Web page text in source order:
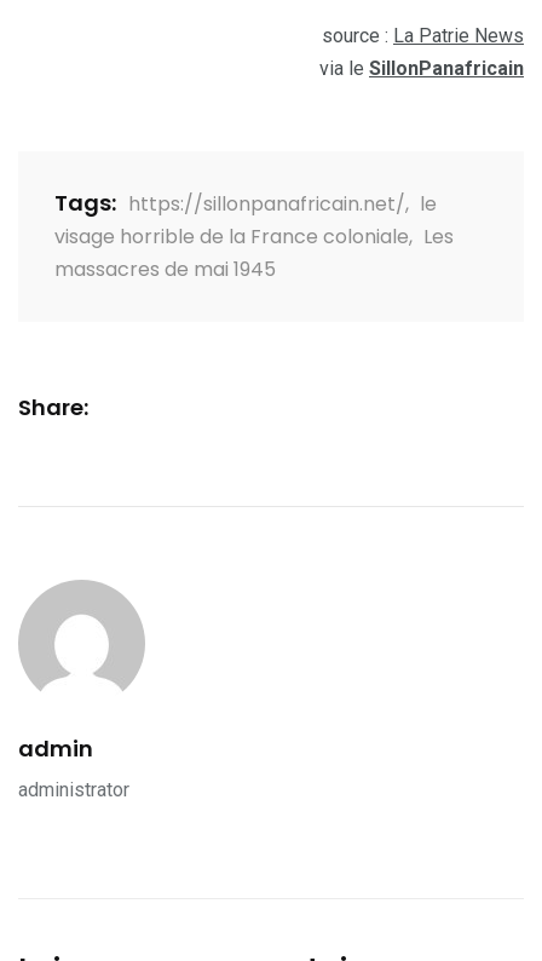
source : La Patrie News
via le SillonPanafricain
Tags: https://sillonpanafricain.net/, le
visage horrible de la France coloniale, Les
massacres de mai 1945
Share:
admin
administrator